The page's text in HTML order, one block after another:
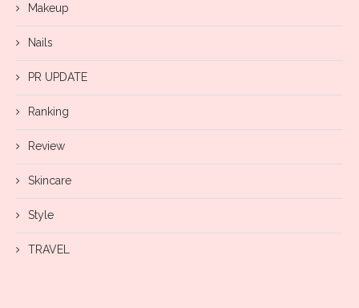
Makeup
Nails
PR UPDATE
Ranking
Review
Skincare
Style
TRAVEL